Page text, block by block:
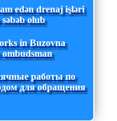
edən drenaj işləri
olub
in Buzovna
работы по
для обращения